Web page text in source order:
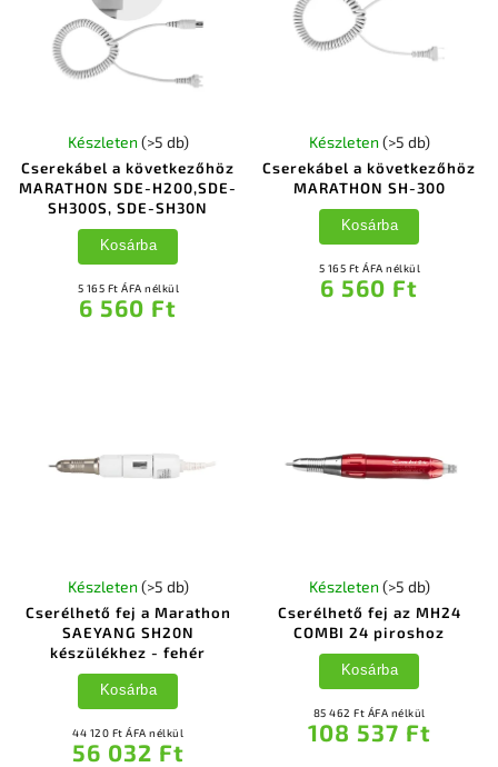
Cserekábel a következőhöz
MARATHON SDE-H200,SDE-
SH300S, SDE-SH30N
Készleten (>5 db)
5 165 Ft ÁFA nélkül
6 560 Ft
Kosárba
Cserekábel a következőhöz
MARATHON SH-300
Készleten (>5 db)
5 165 Ft ÁFA nélkül
6 560 Ft
Kosárba
Cserélhető fej a Marathon
SAEYANG SH20N
készülékhez - fehér
Készleten (>5 db)
44 120 Ft ÁFA nélkül
56 032 Ft
Kosárba
Cserélhető fej az MH24
COMBI 24 piroshoz
Készleten (>5 db)
85 462 Ft ÁFA nélkül
108 537 Ft
Kosárba